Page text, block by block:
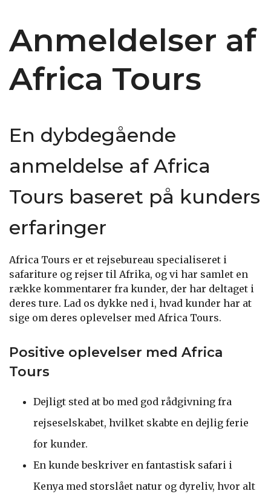
Anmeldelser af
Africa Tours
En dybdegående
anmeldelse af Africa
Tours baseret på kunders
erfaringer
Africa Tours er et rejsebureau specialiseret i
safariture og rejser til Afrika, og vi har samlet en
række kommentarer fra kunder, der har deltaget i
deres ture. Lad os dykke ned i, hvad kunder har at
sige om deres oplevelser med Africa Tours.
Positive oplevelser med Africa
Tours
Dejligt sted at bo med god rådgivning fra
rejseselskabet, hvilket skabte en dejlig ferie
for kunder.
En kunde beskriver en fantastisk safari i
Kenya med storslået natur og dyreliv, hvor alt